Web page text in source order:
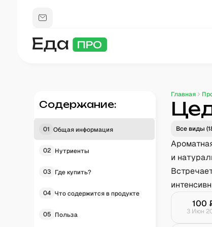
Содержание:
01 Общая информация
02 Нутриенты
03 Где купить?
04 Что содержится в продукте
05 Польза
Главная
Все виды (
и
100
3 Июн